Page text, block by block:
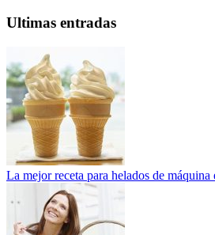
Ultimas entradas
La mejor receta para helados de